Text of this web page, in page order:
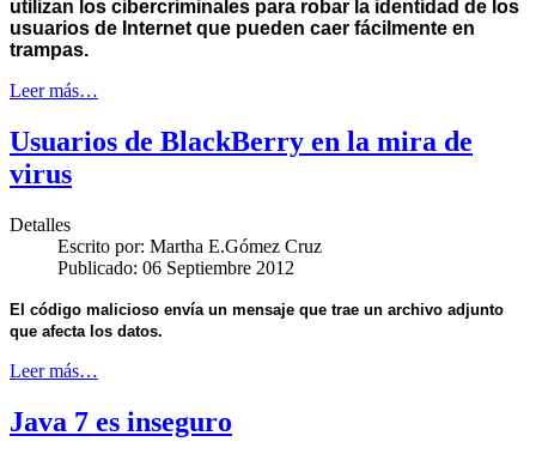
utilizan los cibercriminales para robar la identidad de los
usuarios de Internet que pueden caer fácilmente en
trampas.
Leer más…
Usuarios de BlackBerry en la mira de
virus
Detalles
Escrito por: Martha E.Gómez Cruz
Publicado: 06 Septiembre 2012
El código malicioso envía un mensaje que trae un archivo adjunto
que afecta los datos.
Leer más…
Java 7 es inseguro